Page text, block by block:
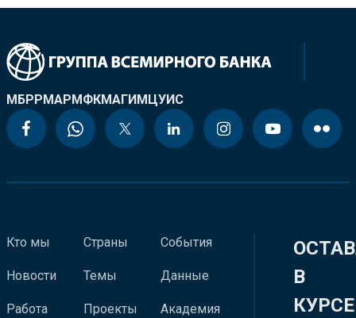
МБРРМАРМФКМАГИМЦУИС
Кто мы
Новости
Работа
Страны
Темы
Проекты
События
Данные
Академия
В
КУРСЕ